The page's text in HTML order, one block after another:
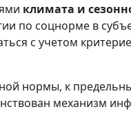
климата и
по соцнорме в
с учетом
нормы, к
механизм